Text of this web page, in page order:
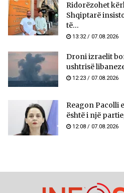
Ridorëzohet
Shqiptarë
të...
13:32 / 07.08.2026
Droni izraelit
ushtrisë
12:23 / 07.08.2026
Reagon Pacolli
është i një
12:08 / 07.08.2026